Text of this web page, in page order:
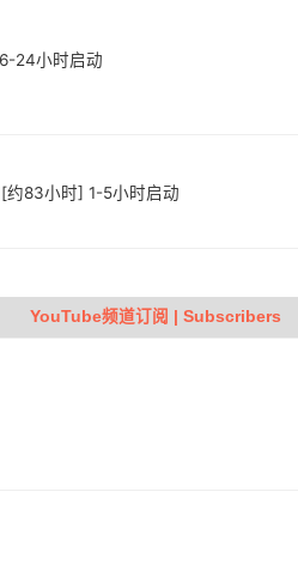
24小时启动
83小时] 1-5小时启动
YouTube频道订阅 | Subscribers